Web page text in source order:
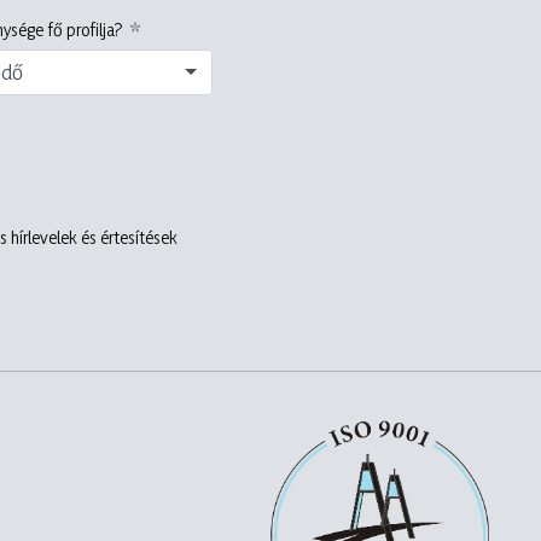
fő profilja?
hírlevelek és értesítések